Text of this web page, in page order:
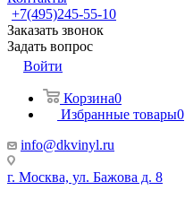
+7(495)245-55-10
Заказать звонок
Задать вопрос
Войти
Корзина0
Избранные товары0
info@dkvinyl.ru
г. Москва, ул. Бажова д. 8